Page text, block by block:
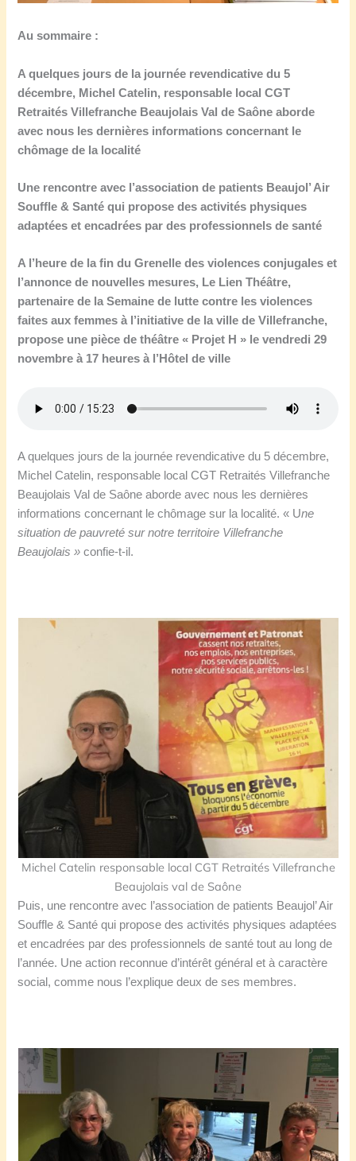
Au sommaire :
A quelques jours de la journée revendicative du 5
décembre, Michel Catelin, responsable local CGT
Retraités Villefranche Beaujolais Val de Saône aborde
avec nous les dernières informations concernant le
chômage de la localité
Une rencontre avec l’association de patients Beaujol’ Air
Souffle & Santé qui propose des activités physiques
adaptées et encadrées par des professionnels de santé
A l’heure de la fin du Grenelle des violences conjugales et
l’annonce de nouvelles mesures, Le Lien Théâtre,
partenaire de la Semaine de lutte contre les violences
faites aux femmes à l’initiative de la ville de Villefranche,
propose une pièce de théâtre « Projet H » le vendredi 29
novembre à 17 heures à l’Hôtel de ville
A quelques jours de la journée revendicative du 5 décembre,
Michel Catelin, responsable local CGT Retraités Villefranche
Beaujolais Val de Saône aborde avec nous les dernières
informations concernant le chômage sur la localité. « Une
situation de pauvreté sur notre territoire Villefranche
Beaujolais »confie-t-il.
Michel Catelin responsable local CGT Retraités Villefranche
Beaujolais val de Saône
Puis, une rencontre avec l’association de patients Beaujol’ Air
Souffle & Santé qui propose des activités physiques adaptées
et encadrées par des professionnels de santé tout au long de
l’année. Une action reconnue d’intérêt général et à caractère
social, comme nous l’explique deux de ses membres.